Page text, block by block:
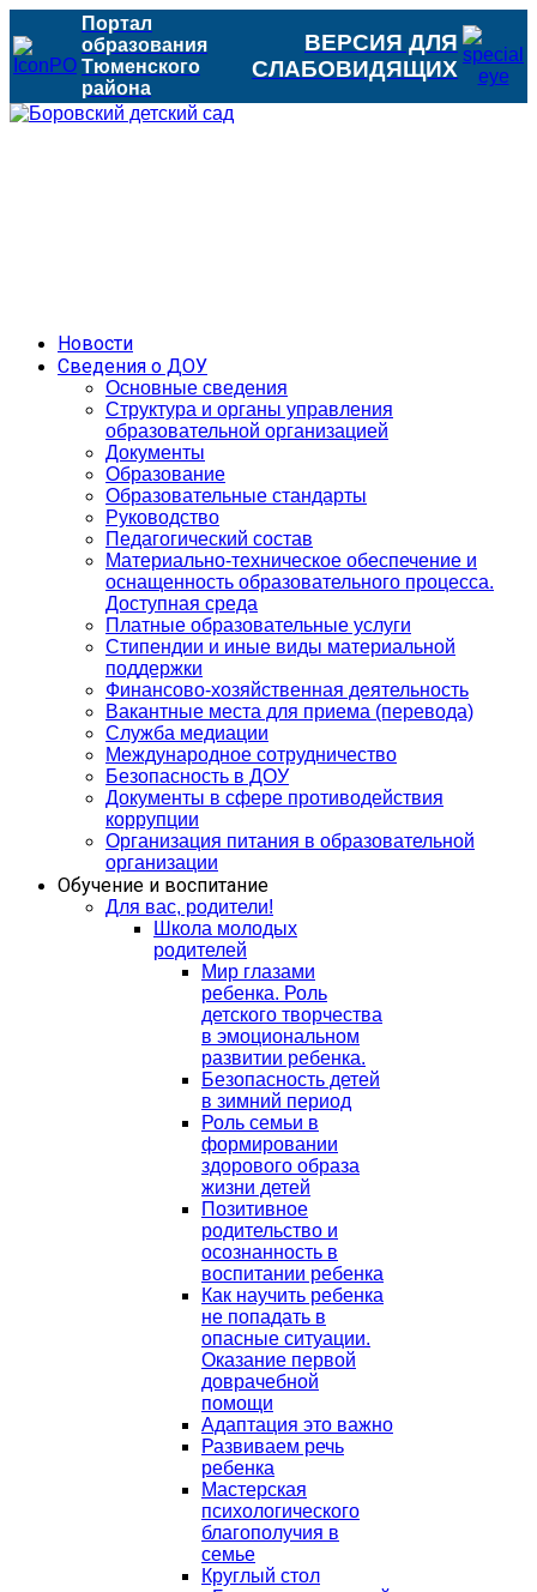
Портал
образования
Тюменского
района
ВЕРСИЯ ДЛЯ
СЛАБОВИДЯЩИХ
Новости
Сведения о ДОУ
Основные сведения
Структура и органы управления
образовательной организацией
Документы
Образование
Образовательные стандарты
Руководство
Педагогический состав
Материально-техническое обеспечение и
оснащенность образовательного процесса.
Доступная среда
Платные образовательные услуги
Стипендии и иные виды материальной
поддержки
Финансово-хозяйственная деятельность
Вакантные места для приема (перевода)
Служба медиации
Международное сотрудничество
Безопасность в ДОУ
Документы в сфере противодействия
коррупции
Организация питания в образовательной
организации
Обучение и воспитание
Для вас, родители!
Школа молодых
родителей
Мир глазами
ребенка. Роль
детского творчества
в эмоциональном
развитии ребенка.
Безопасность детей
в зимний период
Роль семьи в
формировании
здорового образа
жизни детей
Позитивное
родительство и
осознанность в
воспитании ребенка
Как научить ребенка
не попадать в
опасные ситуации.
Оказание первой
доврачебной
помощи
Адаптация это важно
Развиваем речь
ребенка
Мастерская
психологического
благополучия в
семье
Круглый стол